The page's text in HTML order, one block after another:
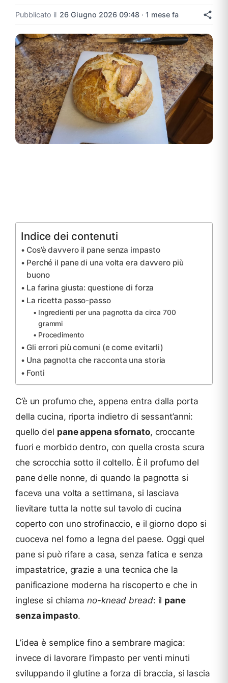
Pubblicato il 26 Giugno 2026 09:48 · 1 mese fa
Indice dei contenuti
Cos’è davvero il pane senza impasto
Perché il pane di una volta era davvero più
buono
La farina giusta: questione di forza
La ricetta passo-passo
Ingredienti per una pagnotta da circa 700
grammi
Procedimento
Gli errori più comuni (e come evitarli)
Una pagnotta che racconta una storia
Fonti
C’è un profumo che, appena entra dalla porta
della cucina, riporta indietro di sessant’anni:
quello del pane appena sfornato, croccante
fuori e morbido dentro, con quella crosta scura
che scrocchia sotto il coltello. È il profumo del
pane delle nonne, di quando la pagnotta si
faceva una volta a settimana, si lasciava
lievitare tutta la notte sul tavolo di cucina
coperto con uno strofinaccio, e il giorno dopo si
cuoceva nel forno a legna del paese. Oggi quel
pane si può rifare a casa, senza fatica e senza
impastatrice, grazie a una tecnica che la
panificazione moderna ha riscoperto e che in
inglese si chiamano-knead bread: il pane
senza impasto.
L’idea è semplice fino a sembrare magica:
invece di lavorare l’impasto per venti minuti
sviluppando il glutine a forza di braccia, si lascia